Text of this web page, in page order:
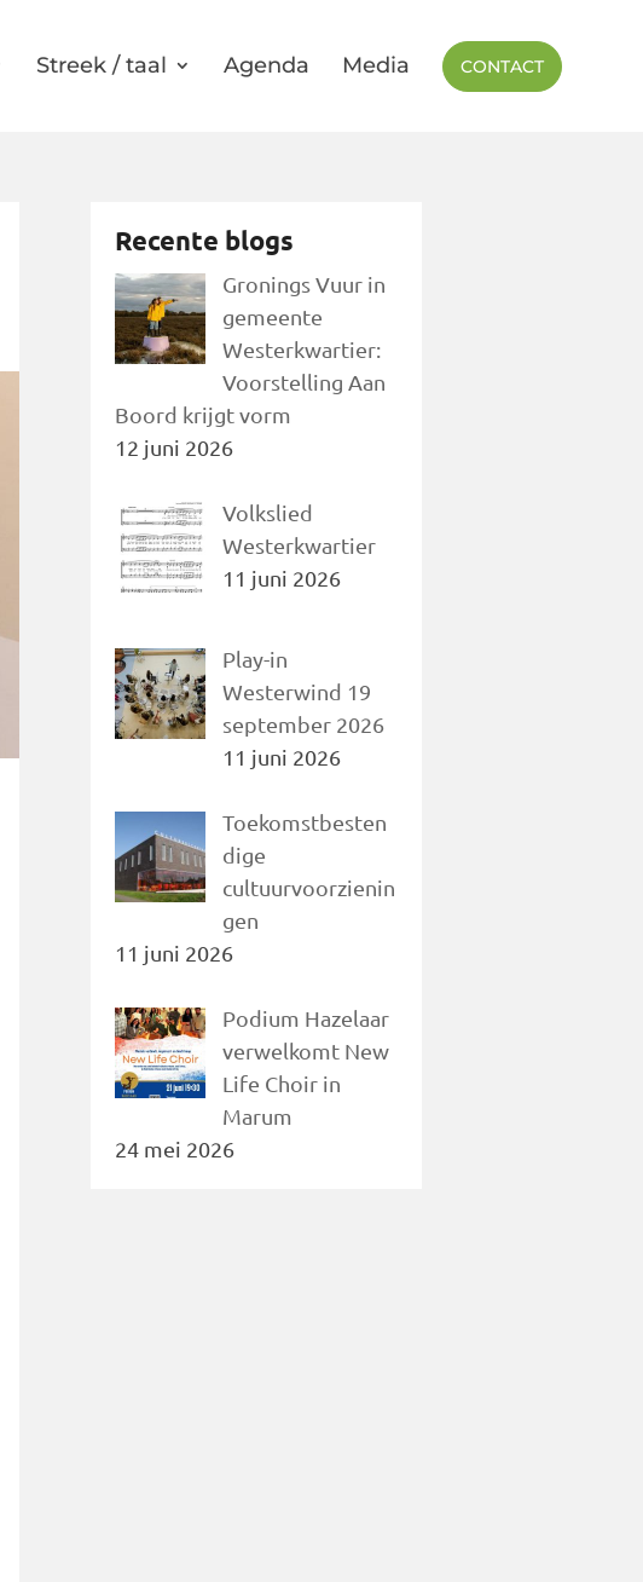
Streek / taal Agenda Media CONTACT
Recente blogs
Gronings Vuur in
gemeente
Westerkwartier:
Voorstelling Aan
Boord krijgt vorm
12 juni 2026
Volkslied
Westerkwartier
11 juni 2026
Play-in
Westerwind 19
september 2026
11 juni 2026
Toekomstbesten
dige
cultuurvoorzienin
gen
11 juni 2026
Podium Hazelaar
verwelkomt New
Life Choir in
Marum
24 mei 2026